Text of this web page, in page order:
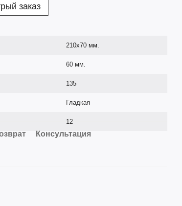
заказ
210х70 мм.
60 мм.
135
Гладкая
12
Консультация